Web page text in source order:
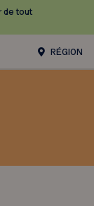
de tout
RÉGION